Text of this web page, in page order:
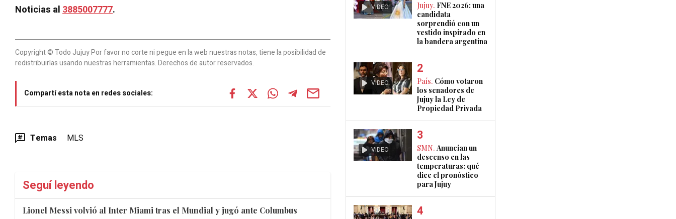
Noticias al3885007777.
Copyright © Todo Jujuy Por favor no corte ni pegue en la web nuestras notas, tiene la posibilidad de
redistribuirlas usando nuestras herramientas. Derechos de autor reservados.
Compartí esta nota en redes sociales:
Temas MLS
Seguí leyendo
Lionel Messi volvió al Inter Miami tras el Mundial y jugó ante Columbus
VIDEO Jujuy. FNE 2026: una
candidata
sorprendió con un
vestido inspirado en
la bandera argentina
VIDEO País. Cómo votaron
los senadores de
Jujuy la Ley de
Propiedad Privada
VIDEO SMN. Anuncian un
descenso en las
temperaturas: qué
dice el pronóstico
para Jujuy